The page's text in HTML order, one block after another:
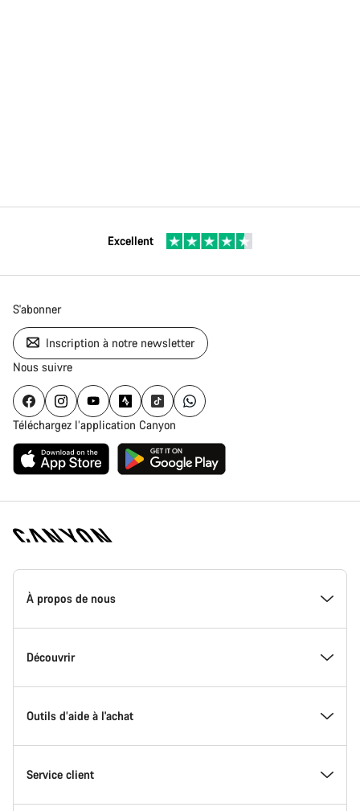
Excellent
S'abonner
Inscription à notre newsletter
Nous suivre
Téléchargez l’application Canyon
Page
d'accueil
Canyon
-
Canyon
À propos de nous
Inside Canyon
L'innovation chez Canyon
Canyon Factory Racing
Découvrir
Evénements
Trouver les emplacements Canyon
Outils d’aide à l'achat
Trouvez votre Modèle
Service client